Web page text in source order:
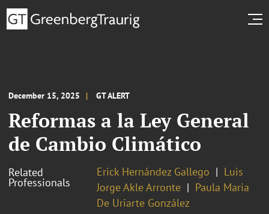
December 15, 2025 GT ALERT
Reformas a la Ley General
de Cambio Climático
Related
Professionals
Erick Hernández Gallego
Luis
Jorge Akle Arronte
Paula Maria
De Uriarte González